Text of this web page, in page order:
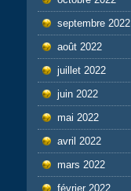
septembre 2022
août 2022
juillet 2022
juin 2022
mai 2022
avril 2022
mars 2022
février 2022